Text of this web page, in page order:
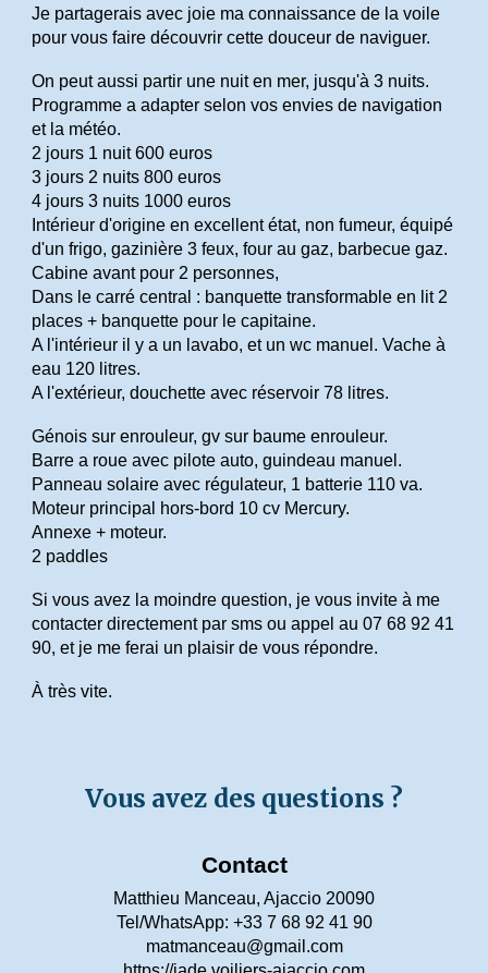
Je partagerais avec joie ma connaissance de la voile
pour vous faire découvrir cette douceur de naviguer.
On peut aussi partir une nuit en mer, jusqu'à 3 nuits.
Programme a adapter selon vos envies de navigation
et la météo.
2 jours 1 nuit 600 euros
3 jours 2 nuits 800 euros
4 jours 3 nuits 1000 euros
Intérieur d'origine en excellent état, non fumeur, équipé
d'un frigo, gazinière 3 feux, four au gaz, barbecue gaz.
Cabine avant pour 2 personnes,
Dans le carré central : banquette transformable en lit 2
places + banquette pour le capitaine.
A l'intérieur il y a un lavabo, et un wc manuel. Vache à
eau 120 litres.
A l'extérieur, douchette avec réservoir 78 litres.
Génois sur enrouleur, gv sur baume enrouleur.
Barre a roue avec pilote auto, guindeau manuel.
Panneau solaire avec régulateur, 1 batterie 110 va.
Moteur principal hors-bord 10 cv Mercury.
Annexe + moteur.
2 paddles
Si vous avez la moindre question, je vous invite à me
contacter directement par sms ou appel au 07 68 92 41
90, et je me ferai un plaisir de vous répondre.
À très vite.
Vous avez des questions ?
Contact
Matthieu Manceau, Ajaccio 20090
Tel/WhatsApp: +33 7 68 92 41 90
matmanceau@gmail.com